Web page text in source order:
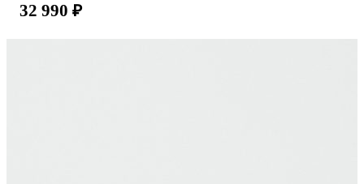
32 990 ₽